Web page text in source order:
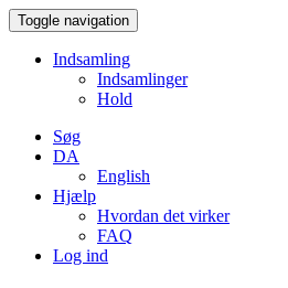
Toggle navigation
Indsamling
Indsamlinger
Hold
Søg
DA
English
Hjælp
Hvordan det virker
FAQ
Log ind